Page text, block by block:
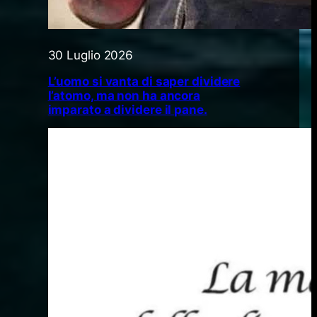
30 Luglio 2026
L’uomo si vanta di saper dividere
l’atomo, ma non ha ancora
imparato a dividere il pane.